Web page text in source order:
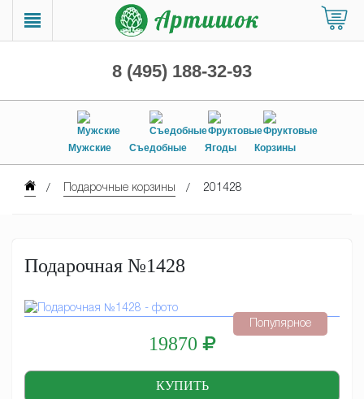
8 (495) 188-32-93
Мужские Съедобные Ягоды Корзины
Подарочные корзины 201428
Популярное
Подарочная №1428
19870